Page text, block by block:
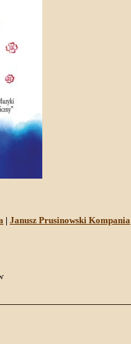
| Janusz Prusinowski Kompania